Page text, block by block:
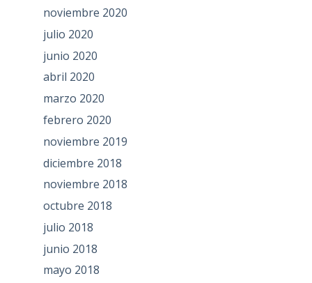
noviembre 2020
julio 2020
junio 2020
abril 2020
marzo 2020
febrero 2020
noviembre 2019
diciembre 2018
noviembre 2018
octubre 2018
julio 2018
junio 2018
mayo 2018